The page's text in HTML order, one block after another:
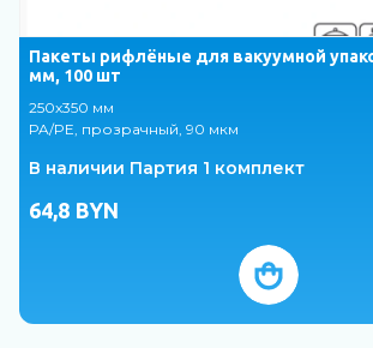
Пакеты рифлёные для вакуумной
мм, 100 шт
250х350 мм
PA/PE, прозрачный, 90 мкм
В наличии Партия 1 комплект
64,8 BYN